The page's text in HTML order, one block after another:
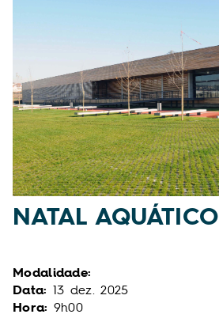
NATAL AQUÁTICO
Modalidade:
Data: 13 dez. 2025
Hora: 9h00